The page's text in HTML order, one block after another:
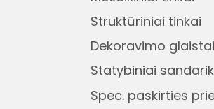
Struktūriniai tinkai
Dekoravimo glaistai
Statybiniai
Spec. paskirties